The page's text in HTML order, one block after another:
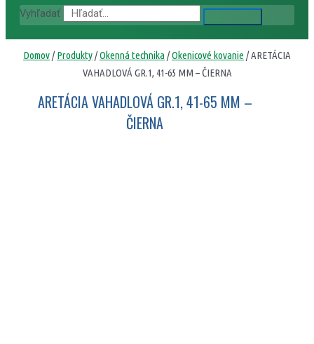
Vyhľadať
Domov/Produkty/Okenná technika /Okenicové kovanie / ARETÁCIA
VAHADLOVÁ GR.1, 41-65 MM – ČIERNA
ARETÁCIA VAHADLOVÁ GR.1, 41-65 MM –
ČIERNA